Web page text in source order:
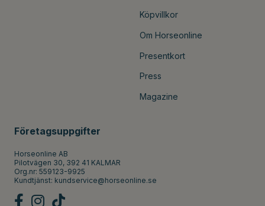
Köpvillkor
Om Horseonline
Presentkort
Press
Magazine
Företagsuppgifter
Horseonline AB
Pilotvägen 30, 392 41 KALMAR
Org.nr: 559123-9925
Kundtjänst: kundservice@horseonline.se